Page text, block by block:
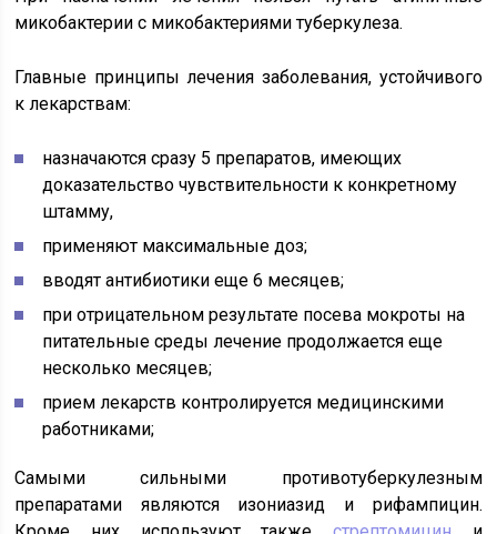
микобактерии с микобактериями туберкулеза.
Главные принципы лечения заболевания, устойчивого
к лекарствам:
назначаются сразу 5 препаратов, имеющих
доказательство чувствительности к конкретному
штамму,
применяют максимальные доз;
вводят антибиотики еще 6 месяцев;
при отрицательном результате посева мокроты на
питательные среды лечение продолжается еще
несколько месяцев;
прием лекарств контролируется медицинскими
работниками;
Самыми сильными противотуберкулезным
препаратами являются изониазид и рифампицин.